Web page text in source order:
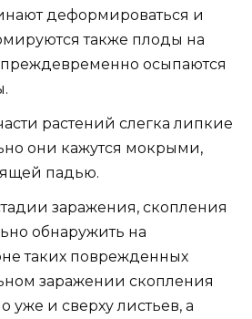
деформироваться и
также плоды на
преждевременно осыпаются
растений слегка липкие
они кажутся мокрыми,
падью.
заражения, скопления
обнаружить на
таких поврежденных
заражении скопления
уже и сверху листьев, а